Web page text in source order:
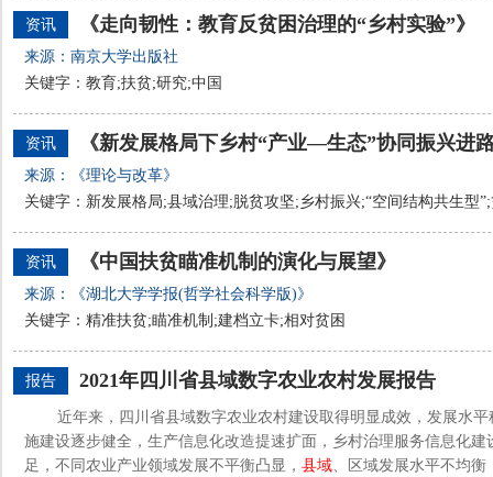
资讯 《走向韧性：教育反贫困治理的“乡村实验”》
来源：南京大学出版社
关键字：教育;扶贫;研究;中国
资讯
来源：《理论与改革》
关键字：新发展格局;县域治理;脱贫攻坚;乡村振兴;“空间结构共生型
资讯 《中国扶贫瞄准机制的演化与展望》
来源：《湖北大学学报(哲学社会科学版)》
关键字：精准扶贫;瞄准机制;建档立卡;相对贫困
报告 2021年四川省县域数字农业农村发展报告
近年来，四川省县域数字农业农村建设取得明显成效，发展水
施建设逐步健全，生产信息化改造提速扩面，乡村治理服务信息化
足，不同农业产业领域发展不平衡凸显， 县域、区域发展水平不均